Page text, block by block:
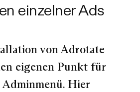
einzelner Ads
von Adrotate
eigenen Punkt für
Hier